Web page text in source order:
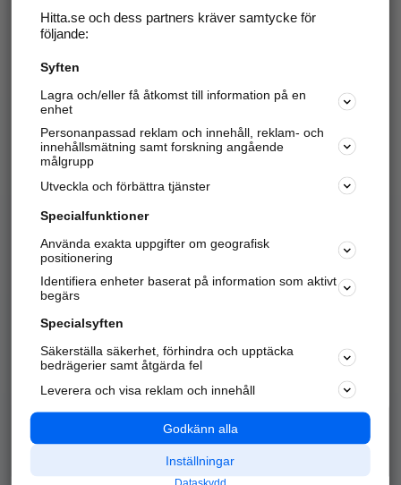
Hitta.se - Gratis nummerupplysning.
Sök företag, personer och platser.
Hitta telefonnummer, adresser, företagsinfo mm.
Marknadsför företaget
Kom igång och annonsera mot
samarbetspartners nära dig.
Alla kategorier
Populära sökningar
API & Kartor
Annonsera
Integritet
Nödnummer
Hitta.se och dess partners kräver samtycke för
följande:
Syften
Lagra och/eller få åtkomst till information på en
enhet
Personanpassad reklam och innehåll, reklam- och
innehållsmätning samt forskning angående
målgrupp
Utveckla och förbättra tjänster
Specialfunktioner
Använda exakta uppgifter om geografisk
positionering
Identifiera enheter baserat på information som aktivt
begärs
Specialsyften
Säkerställa säkerhet, förhindra och upptäcka
bedrägerier samt åtgärda fel
Leverera och visa reklam och innehåll
Godkänn alla
Inställningar
Dataskydd